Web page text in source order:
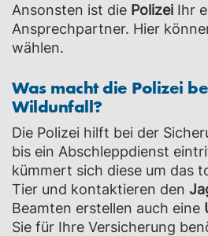
Ansonsten ist die Polizei Ihr
Ansprechpartner. Hier
wählen.
Was macht die Polizei
Wildunfall?
Die Polizei hilft bei der
bis ein Abschleppdienst
kümmert sich diese um das
Tier und kontaktieren den
Beamten erstellen auch eine
Sie für Ihre Versicherung